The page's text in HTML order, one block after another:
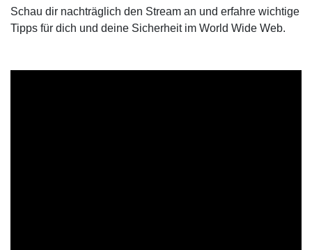
Schau dir nachträglich den Stream an und erfahre wichtige
Tipps für dich und deine Sicherheit im World Wide Web.